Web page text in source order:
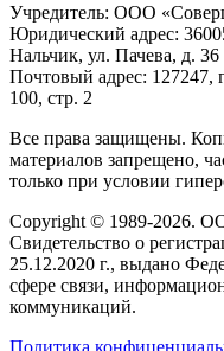
Учредитель: ООО
Юридический адрес:
Нальчик, ул. Пачева, д. 36
Почтовый адрес: 127247,
100, стр. 2
Все права защищены.
материалов запрещено,
только при условии
Copyright © 1989-2026.
Свидетельство о
25.12.2020 г., выдано
сфере связи,
коммуникаций.
Политика